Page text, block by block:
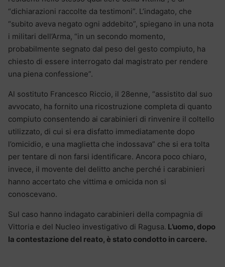
“dichiarazioni raccolte da testimoni”. L’indagato, che
“subito aveva negato ogni addebito”, spiegano in una nota
i militari dell’Arma, “in un secondo momento,
probabilmente segnato dal peso del gesto compiuto, ha
chiesto di essere interrogato dal magistrato per rendere
una piena confessione”.
Al sostituto Francesco Riccio, il 28enne, “assistito dal suo
avvocato, ha fornito una ricostruzione completa di quanto
compiuto consentendo ai carabinieri di rinvenire il coltello
utilizzato, di cui si era disfatto immediatamente dopo
l’omicidio, e una maglietta che indossava” che si era tolta
per tentare di non farsi identificare. Ancora poco chiaro,
invece, il movente del delitto anche perché i carabinieri
hanno accertato che vittima e omicida non si
conoscevano.
Sul caso hanno indagato carabinieri della compagnia di
Vittoria e del Nucleo investigativo di Ragusa. L’uomo, dopo
la contestazione del reato, è stato condotto in carcere.